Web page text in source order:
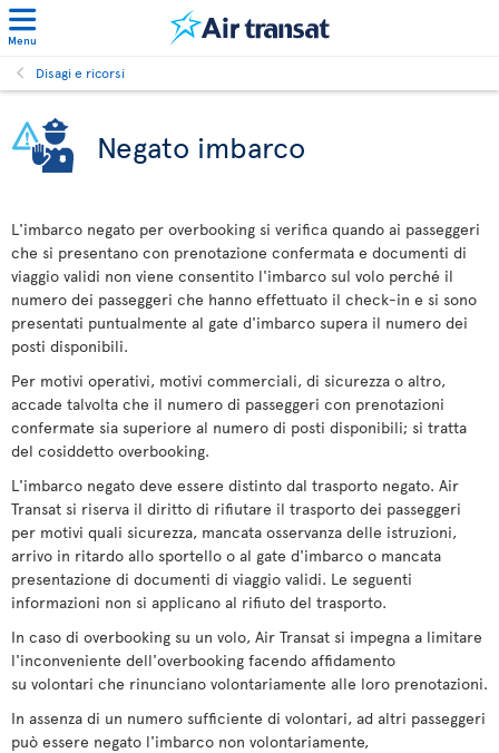
Menu
Disagi e ricorsi
Negato imbarco
L'imbarco negato per overbooking si verifica quando ai passeggeri
che si presentano con prenotazione confermata e documenti di
viaggio validi non viene consentito l'imbarco sul volo perché il
numero dei passeggeri che hanno effettuato il check-in e si sono
presentati puntualmente al gate d'imbarco supera il numero dei
posti disponibili.
Per motivi operativi, motivi commerciali, di sicurezza o altro,
accade talvolta che il numero di passeggeri con prenotazioni
confermate sia superiore al numero di posti disponibili; si tratta
del cosiddetto overbooking.
L'imbarco negato deve essere distinto dal trasporto negato. Air
Transat si riserva il diritto di rifiutare il trasporto dei passeggeri
per motivi quali sicurezza, mancata osservanza delle istruzioni,
arrivo in ritardo allo sportello o al gate d'imbarco o mancata
presentazione di documenti di viaggio validi. Le seguenti
informazioni non si applicano al rifiuto del trasporto.
In caso di overbooking su un volo, Air Transat si impegna a limitare
l'inconveniente dell'overbooking facendo affidamento
su volontari che rinunciano volontariamente alle loro prenotazioni.
In assenza di un numero sufficiente di volontari, ad altri passeggeri
può essere negato l'imbarco non volontariamente,